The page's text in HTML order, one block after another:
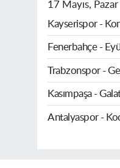
17 Mayıs, Pazar
Kayserispor -
Fenerbahçe -
Trabzonspor -
Kasımpaşa -
Antalyaspor -